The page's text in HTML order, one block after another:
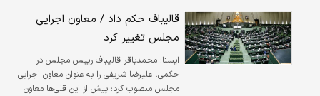
قالیباف حکم داد / معاون اجرایی
مجلس تغییر کرد
ايسنا: محمدباقر قالیباف رییس مجلس در
حکمی، علیرضا شریفی را به عنوان معاون اجرایی
مجلس منصوب کرد؛ پیش از این قلی‌ها معاون